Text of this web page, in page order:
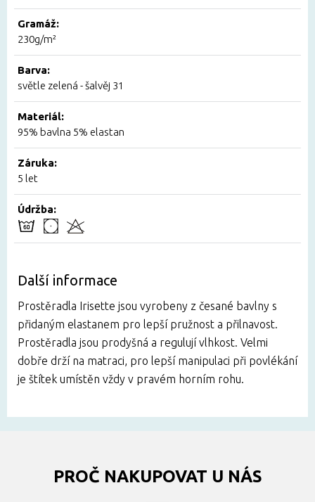
Gramáž:
230g/m²
Barva:
světle zelená - šalvěj 31
Materiál:
95% bavlna 5% elastan
Záruka:
5 let
Údržba:
Další informace
Prostěradla Irisette jsou vyrobeny z česané bavlny s
přidaným elastanem pro lepší pružnost a přilnavost.
Prostěradla jsou prodyšná a regulují vlhkost. Velmi
dobře drží na matraci, pro lepší manipulaci při povlékání
je štítek umístěn vždy v pravém horním rohu.
PROČ NAKUPOVAT U NÁS